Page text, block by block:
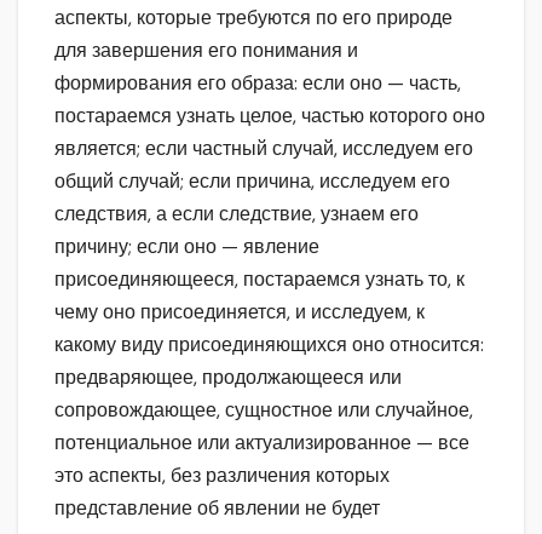
аспекты, которые требуются по его природе
для завершения его понимания и
формирования его образа: если оно — часть,
постараемся узнать целое, частью которого оно
является; если частный случай, исследуем его
общий случай; если причина, исследуем его
следствия, а если следствие, узнаем его
причину; если оно — явление
присоединяющееся, постараемся узнать то, к
чему оно присоединяется, и исследуем, к
какому виду присоединяющихся оно относится:
предваряющее, продолжающееся или
сопровождающее, сущностное или случайное,
потенциальное или актуализированное — все
это аспекты, без различения которых
представление об явлении не будет